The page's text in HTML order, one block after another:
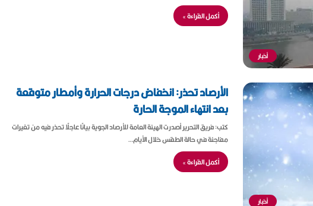
أخبار
أكمل القراءة »
أخبار
الأرصاد تحذر: انخفاض درجات الحرارة وأمطار متوقعة
بعد انتهاء الموجة الحارة
كتب: فريق التحرير أصدرت الهيئة العامة للأرصاد الجوية بيانًا عاجلًا تحذر فيه من تغيرات
مفاجئة في حالة الطقس خلال الأيام…
أكمل القراءة »